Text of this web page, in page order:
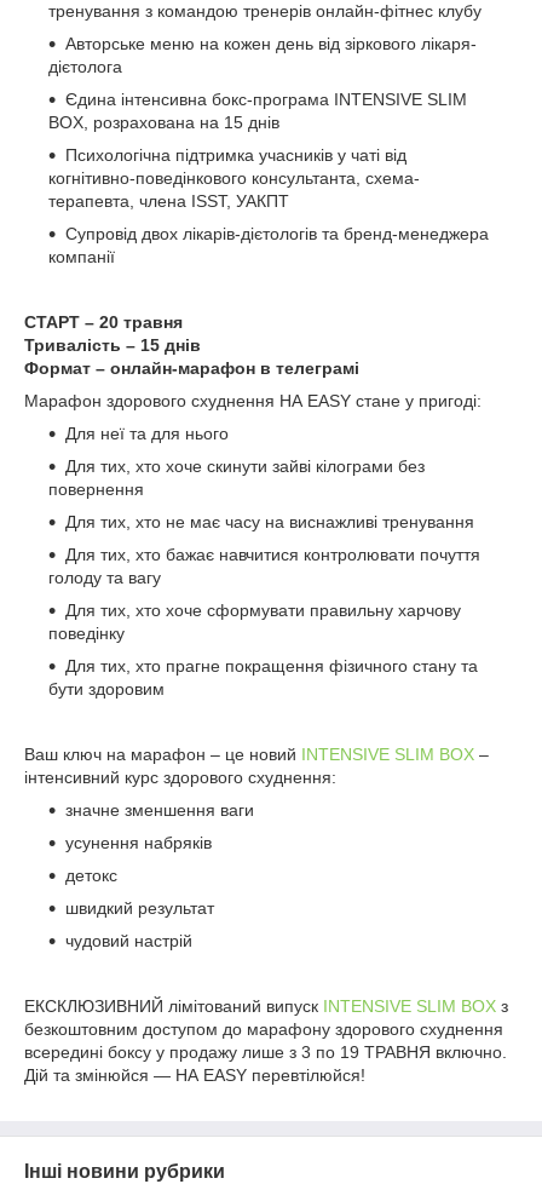
тренування з командою тренерів онлайн-фітнес клубу
Авторське меню на кожен день від зіркового лікаря-
дієтолога
Єдина інтенсивна бокс-програма INTENSIVE SLIM
BOX, розрахована на 15 днів
Психологічна підтримка учасників у чаті від
когнітивно-поведінкового консультанта, схема-
терапевта, члена ISST, УАКПТ
Супровід двох лікарів-дієтологів та бренд-менеджера
компанії
СТАРТ – 20 травня
Тривалість – 15 днів
Формат – онлайн-марафон в телеграмі
Марафон здорового схуднення НА EASY стане у пригоді:
Для неї та для нього
Для тих, хто хоче скинути зайві кілограми без
повернення
Для тих, хто не має часу на виснажливі тренування
Для тих, хто бажає навчитися контролювати почуття
голоду та вагу
Для тих, хто хоче сформувати правильну харчову
поведінку
Для тих, хто прагне покращення фізичного стану та
бути здоровим
Ваш ключ на марафон – це новий INTENSIVE SLIM BOX –
інтенсивний курс здорового схуднення:
значне зменшення ваги
усунення набряків
детокс
швидкий результат
чудовий настрій
ЕКСКЛЮЗИВНИЙ лімітований випуск INTENSIVE SLIM BOX з
безкоштовним доступом до марафону здорового схуднення
всередині боксу у продажу лише з 3 по 19 ТРАВНЯ включно.
Дій та змінюйся — НА EASY перевтілюйся!
Інші новини рубрики